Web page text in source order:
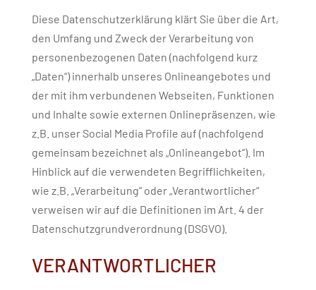
Diese Datenschutzerklärung klärt Sie über die Art,
den Umfang und Zweck der Verarbeitung von
personenbezogenen Daten (nachfolgend kurz
„Daten“) innerhalb unseres Onlineangebotes und
der mit ihm verbundenen Webseiten, Funktionen
und Inhalte sowie externen Onlinepräsenzen, wie
z.B. unser Social Media Profile auf (nachfolgend
gemeinsam bezeichnet als „Onlineangebot“). Im
Hinblick auf die verwendeten Begrifflichkeiten,
wie z.B. „Verarbeitung“ oder „Verantwortlicher“
verweisen wir auf die Definitionen im Art. 4 der
Datenschutzgrundverordnung (DSGVO).
VERANTWORTLICHER